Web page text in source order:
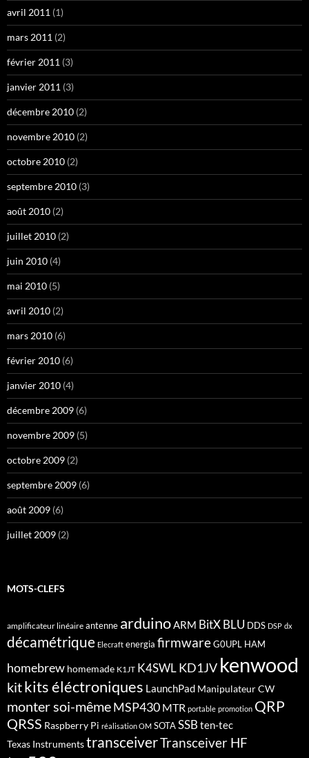
avril 2011 (1)
mars 2011 (2)
février 2011 (3)
janvier 2011 (3)
décembre 2010 (2)
novembre 2010 (2)
octobre 2010 (2)
septembre 2010 (3)
août 2010 (2)
juillet 2010 (2)
juin 2010 (4)
mai 2010 (5)
avril 2010 (2)
mars 2010 (6)
février 2010 (6)
janvier 2010 (4)
décembre 2009 (6)
novembre 2009 (5)
octobre 2009 (2)
septembre 2009 (6)
août 2009 (6)
juillet 2009 (2)
MOTS-CLEFS
amplificateur linéaire antenne arduinoARM BitX BLU DDS DSP dx
décamétrique Elecraft energia firmwareG0UPL HAM
homebrew homemade K1JT K4SWL KD1JV kenwood
kitkits éléctroniques LaunchPad Manipulateur CW
monter soi-mêmeMSP430 MTR portable promotion QRP
QRSS Raspberry Pi réalisation OM SOTASSB ten-tec
Texas InstrumentstransceiverTransceiver HF